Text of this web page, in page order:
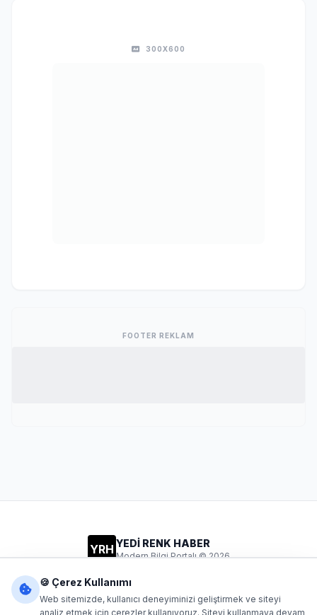
300X600
FOOTER REKLAM
YRH YEDİ RENK HABER
Modern Bilgi Portalı © 2026
🍪 Çerez Kullanımı
Web sitemizde, kullanıcı deneyiminizi geliştirmek ve siteyi
analiz etmek için çerezler kullanıyoruz. Siteyi kullanmaya devam